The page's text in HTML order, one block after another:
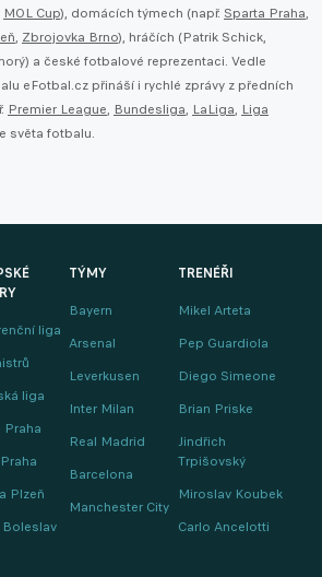
MOL Cup), domácích týmech (např. Sparta Praha,
, Zbrojovka Brno), hráčích (Patrik Schick,
a české fotbalové reprezentaci. Vedle
eFotbal.cz přináší i rychlé zprávy z předních
Premier League, Bundesliga, LaLiga, Liga
světa fotbalu.
liga
liga
Praha
Plzeň
Boleslav
TÝMY
Bayern
Arsenal
Leverkusen
Inter Milan
Real Madrid
Barcelona
Manchester City
TRENÉŘI
Mikel Arteta
Pep Guardiola
Diego Simeone
Brian Priske
Jindřich
Trpišovský
Miroslav Koubek
Carlo Ancelotti